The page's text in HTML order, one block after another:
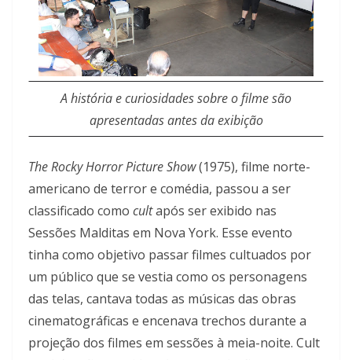
A história e curiosidades sobre o filme são
apresentadas antes da exibição
The Rocky Horror Picture Show(1975), filme norte-
americano de terror e comédia, passou a ser
classificado como cultapós ser exibido nas
Sessões Malditas em Nova York. Esse evento
tinha como objetivo passar filmes cultuados por
um público que se vestia como os personagens
das telas, cantava todas as músicas das obras
cinematográficas e encenava trechos durante a
projeção dos filmes em sessões à meia-noite. Cult